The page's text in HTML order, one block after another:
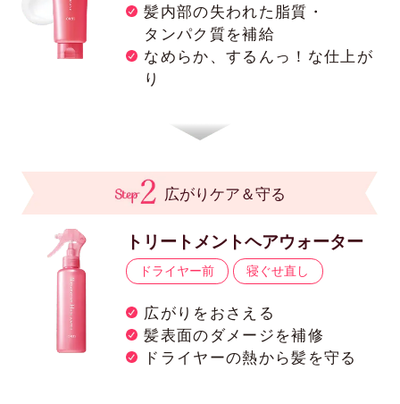
髪内部の失われた脂質・
タンパク質を補給
なめらか、するんっ！な仕上が
り
広がりケア＆守る
トリートメントヘアウォーター
ドライヤー前 寝ぐせ直し
広がりをおさえる
髪表面のダメージを補修
ドライヤーの熱から髪を守る